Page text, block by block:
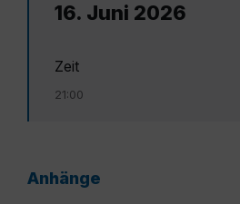
16. Juni 2026
Zeit
21:00
Anhänge